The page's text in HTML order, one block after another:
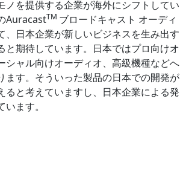
ノを提供する企業が海外にシフトしてい
AuracastTM ブロードキャスト オーディ
、日本企業が新しいビジネスを生み出す
と期待しています。日本ではプロ向けオ
シャル向けオーディオ、高級機種などへ
ます。そういった製品の日本での開発が
ると考えていますし、日本企業による発
ます。